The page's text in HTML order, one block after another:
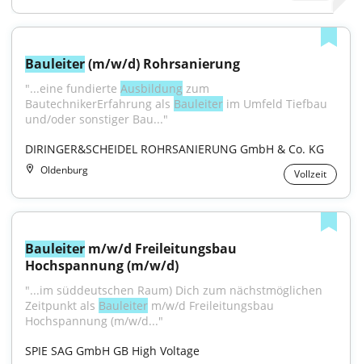
Bauleiter (m/w/d) Rohrsanierung
"...eine fundierte Ausbildung zum
BautechnikerErfahrung als Bauleiter im Umfeld Tiefbau
und/oder sonstiger Bau..."
DIRINGER&SCHEIDEL ROHRSANIERUNG GmbH & Co. KG
Oldenburg Vollzeit
Bauleiter m/w/d Freileitungsbau
Hochspannung (m/w/d)
"...im süddeutschen Raum) Dich zum nächstmöglichen
Zeitpunkt als Bauleiter m/w/d Freileitungsbau
Hochspannung (m/w/d..."
SPIE SAG GmbH GB High Voltage